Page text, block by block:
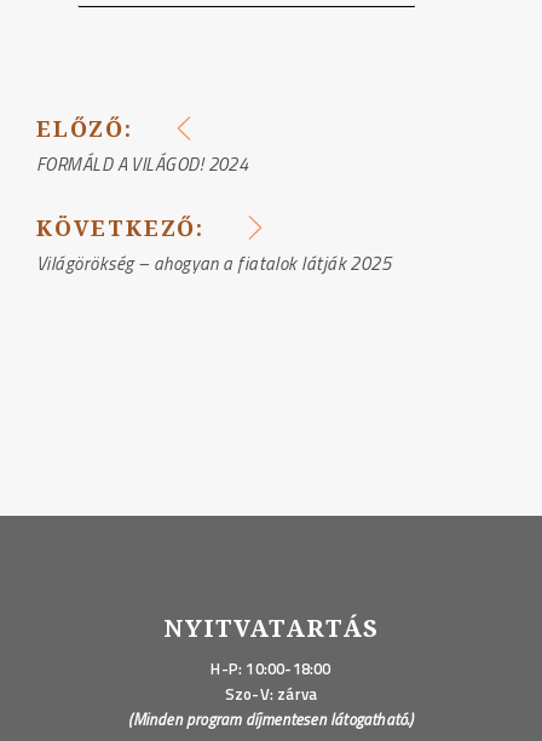
BEJEGYZÉS
NAVIGÁCIÓ
ELŐZŐ:
FORMÁLD A VILÁGOD! 2024
KÖVETKEZŐ:
Világörökség – ahogyan a fiatalok látják 2025
NYITVATARTÁS
H-P: 10:00-18:00
Szo-V: zárva
(Minden program díjmentesen látogatható.)